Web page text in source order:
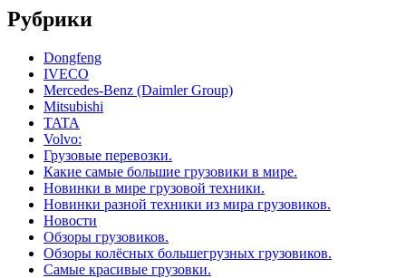
Рубрики
Dongfeng
IVECO
Mercedes-Benz (Daimler Group)
Mitsubishi
TATA
Volvo:
Грузовые перевозки.
Какие самые большие грузовики в мире.
Новинки в мире грузовой техники.
Новинки разной техники из мира грузовиков.
Новости
Обзоры грузовиков.
Обзоры колёсных большегрузных грузовиков.
Самые красивые грузовки.